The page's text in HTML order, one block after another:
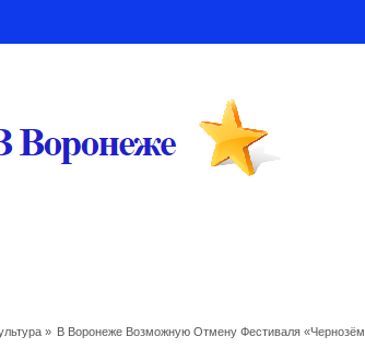
» В Воронеже Возможную Отмену Фестиваля